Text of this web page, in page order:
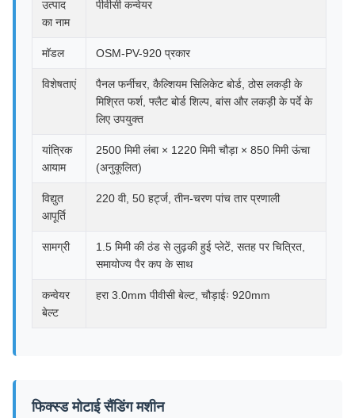
उत्पाद
का नाम
पीवीसी कन्वेयर
मॉडल OSM-PV-920 प्रकार
विशेषताएं
पैनल फर्नीचर, कैल्शियम सिलिकेट बोर्ड, ठोस लकड़ी के
मिश्रित फर्श, फ्लैट बोर्ड शिल्प, बांस और लकड़ी के पर्दे के
लिए उपयुक्त
यांत्रिक
आयाम
2500 मिमी लंबा × 1220 मिमी चौड़ा × 850 मिमी ऊंचा
(अनुकूलित)
विद्युत
आपूर्ति
220 वी, 50 हर्ट्ज, तीन-चरण पांच तार प्रणाली
सामग्री
1.5 मिमी की ठंड से लुढ़की हुई प्लेटें, सतह पर चित्रित,
समायोज्य पैर कप के साथ
कन्वेयर
बेल्ट
हरा 3.0mm पीवीसी बेल्ट, चौड़ाईः 920mm
फिक्स्ड मोटाई सैंडिंग मशीन